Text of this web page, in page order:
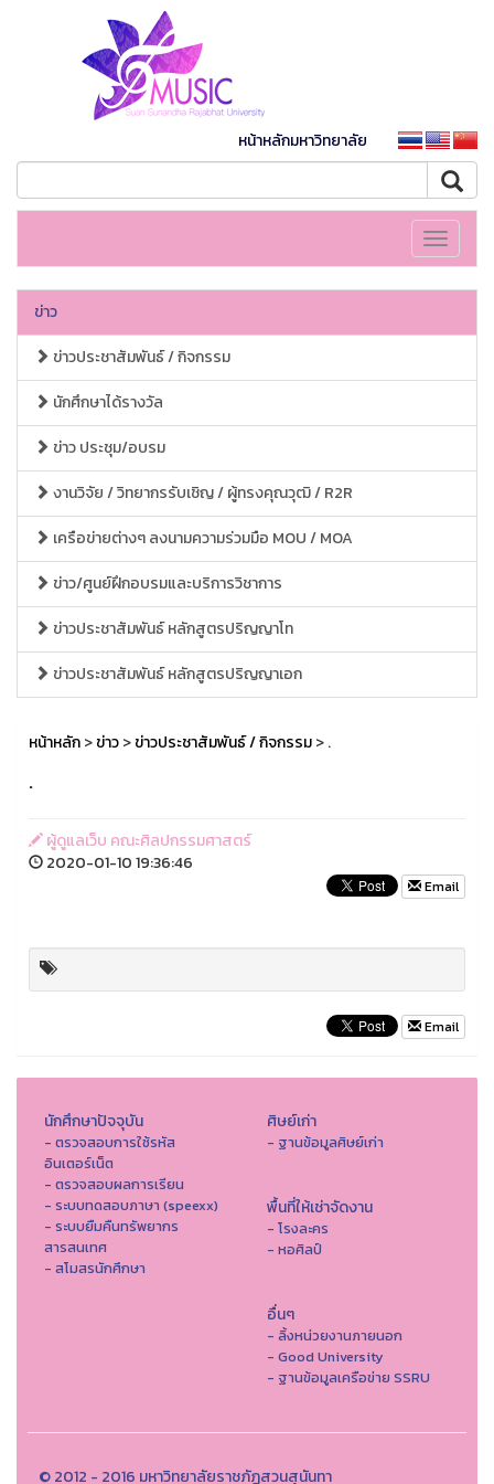
หน้าหลักมหาวิทยาลัย
Toggle
ข่าว
ข่าวประชาสัมพันธ์ / กิจกรรม
นักศึกษาได้รางวัล
ข่าว ประชุม/อบรม
งานวิจัย / วิทยากรรับเชิญ / ผู้ทรงคุณวุฒิ / R2R
เครือข่ายต่างๆ ลงนามความร่วมมือ MOU / MOA
ข่าว/ศูนย์ฝึกอบรมและบริการวิชาการ
ข่าวประชาสัมพันธ์ หลักสูตรปริญญาโท
ข่าวประชาสัมพันธ์ หลักสูตรปริญญาเอก
หน้าหลัก>ข่าว>ข่าวประชาสัมพันธ์ / กิจกรรม> .
.
ผู้ดูแลเว็บ คณะศิลปกรรมศาสตร์
2020-01-10 19:36:46
Email
Email
นักศึกษาปัจจุบัน
- ตรวจสอบการใช้รหัส
อินเตอร์เน็ต
- ตรวจสอบผลการเรียน
- ระบบทดสอบภาษา (speexx)
- ระบบยืมคืนทรัพยากร
สารสนเทศ
- สโมสรนักศึกษา
ศิษย์เก่า
- ฐานข้อมูลศิษย์เก่า
พื้นที่ให้เช่าจัดงาน
- โรงละคร
- หอศิลป์
อื่นๆ
- ลิ้งหน่วยงานภายนอก
- Good University
- ฐานข้อมูลเครือข่าย SSRU
© 2012 - 2016 มหาวิทยาลัยราชภัฏสวนสุนันทา